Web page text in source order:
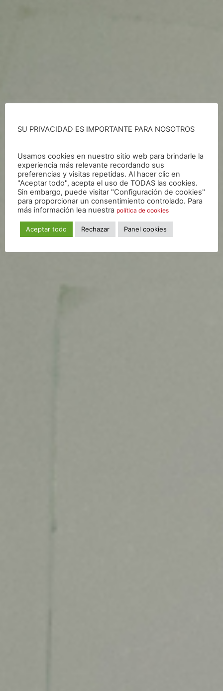
SUEÑO,IDEA,MISIÓN.
La evolución creativa,
de un proyecto ideado
SU PRIVACIDAD ES IMPORTANTE PARA NOSOTROS
Usamos cookies en nuestro sitio web para brindarle la
experiencia más relevante recordando sus
preferencias y visitas repetidas. Al hacer clic en
"Aceptar todo", acepta el uso de TODAS las cookies.
Sin embargo, puede visitar "Configuración de cookies"
para proporcionar un consentimiento controlado. Para
más información lea nuestra política de cookies
Aceptar todo Rechazar Panel cookies